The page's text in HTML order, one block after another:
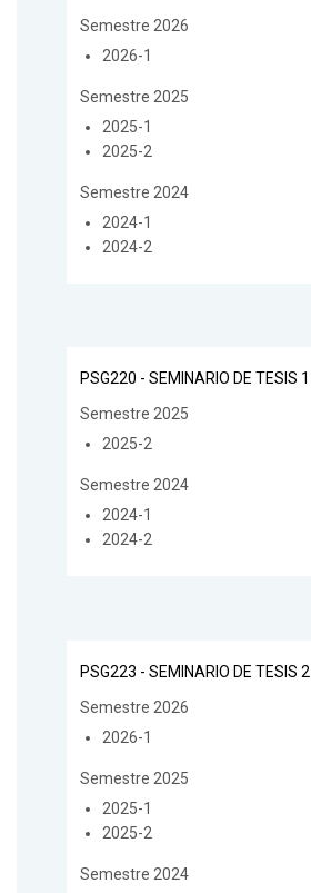
Semestre 2026
2026-1
Semestre 2025
2025-1
2025-2
Semestre 2024
2024-1
2024-2
PSG220 - SEMINARIO DE TESIS 1
Semestre 2025
2025-2
Semestre 2024
2024-1
2024-2
PSG223 - SEMINARIO DE TESIS 2
Semestre 2026
2026-1
Semestre 2025
2025-1
2025-2
Semestre 2024